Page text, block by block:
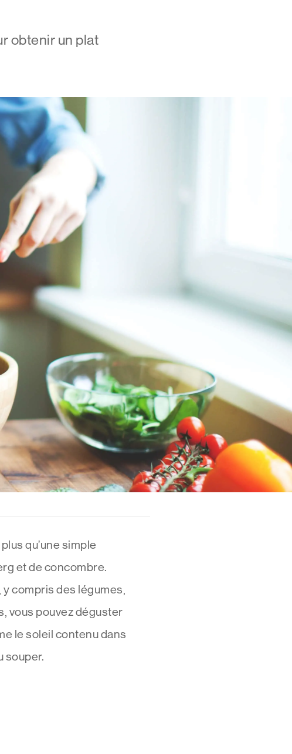
obtenir un plat
qu’une simple
et de concombre.
compris des légumes,
vous pouvez déguster
le soleil contenu dans
souper.